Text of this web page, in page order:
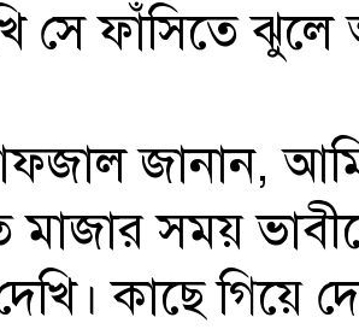
সে ফাঁসিতে
জানান,
মাজার সময়
কাছে গিয়ে